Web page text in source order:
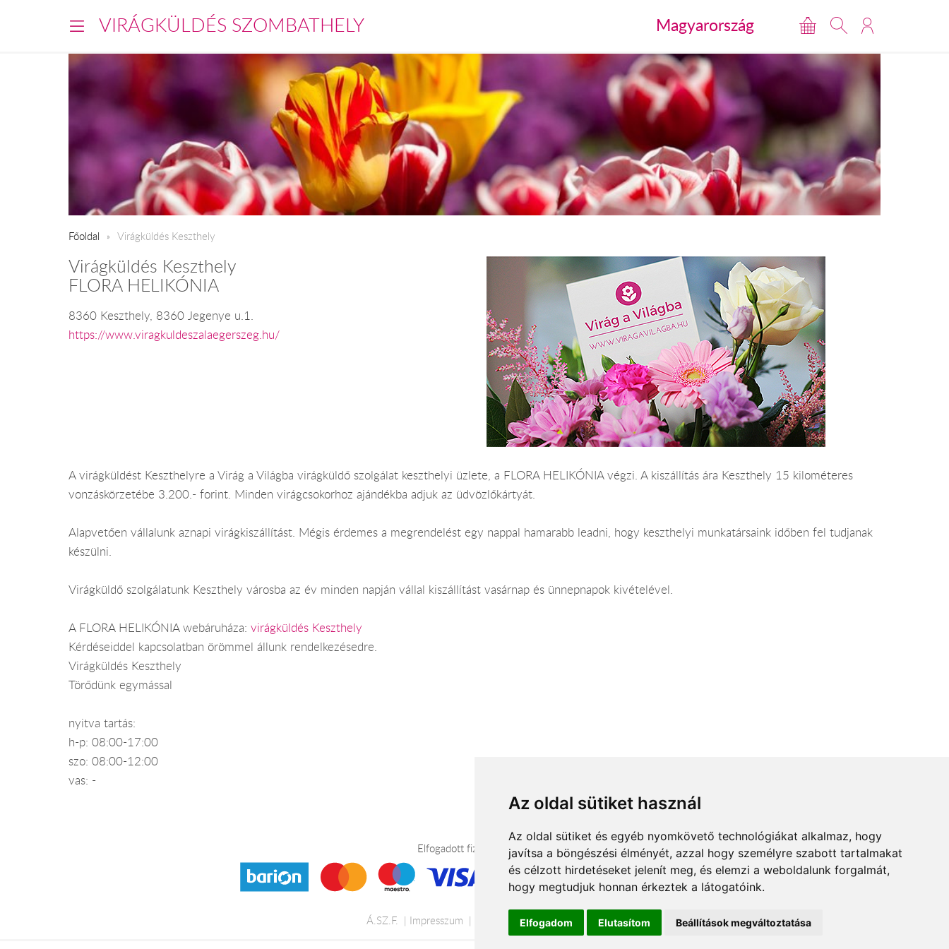
Az oldal sütiket használ
Az oldal sütiket és egyéb nyomkövető technológiákat alkalmaz, hogy
javítsa a böngészési élményét, azzal hogy személyre szabott tartalmakat
és célzott hirdetéseket jelenít meg, és elemzi a weboldalunk forgalmát,
hogy megtudjuk honnan érkeztek a látogatóink.
Elfogadom Elutasítom Beállítások megváltoztatása
VIRÁGKÜLDÉS SZOMBATHELY Magyarország
Főoldal Virágküldés Keszthely
Virágküldés Keszthely
FLORA HELIKÓNIA
8360 Keszthely, 8360 Jegenye u.1.
https://www.viragkuldeszalaegerszeg.hu/
A virágküldést Keszthelyre a Virág a Világba virágküldő szolgálat keszthelyi üzlete, a FLORA HELIKÓNIA végzi. A kiszállítás ára Keszthely 15 kilométeres
vonzáskörzetébe 3.200.- forint. Minden virágcsokorhoz ajándékba adjuk az üdvözlőkártyát.
Alapvetően vállalunk aznapi virágkiszállítást. Mégis érdemes a megrendelést egy nappal hamarabb leadni, hogy keszthelyi munkatársaink időben fel tudjanak
készülni.
Virágküldő szolgálatunk Keszthely városba az év minden napján vállal kiszállítást vasárnap és ünnepnapok kivételével.
A FLORA HELIKÓNIA webáruháza: virágküldés Keszthely
Kérdéseiddel kapcsolatban örömmel állunk rendelkezésedre.
Virágküldés Keszthely
Törődünk egymással
nyitva tartás:
h-p: 08:00-17:00
szo: 08:00-12:00
vas: -
Elfogadott fizetési módok
Á.SZ.F. Impresszum Adatkezelési tájékoztató